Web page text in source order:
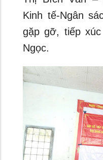
Kinh tế-Ngân
gặp gỡ, tiếp
Ngọc.